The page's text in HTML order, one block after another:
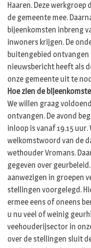
Haaren. Deze
de gemeente mee.
bijeenkomsten inbreng
inwoners krijgen. De
buitengebied
nieuwsbericht heeft als
onze gemeente uit te
Hoe zien de
We willen graag
ontvangen. De avond
inloop is vanaf 19.15
welkomstwoord van de
wethouder Vromans.
gegeven over
aanwezigen in groepen
stellingen voorgelegd.
ermee eens of oneens
u nu veel of weinig
veehouderijsector in
over de stellingen sluit